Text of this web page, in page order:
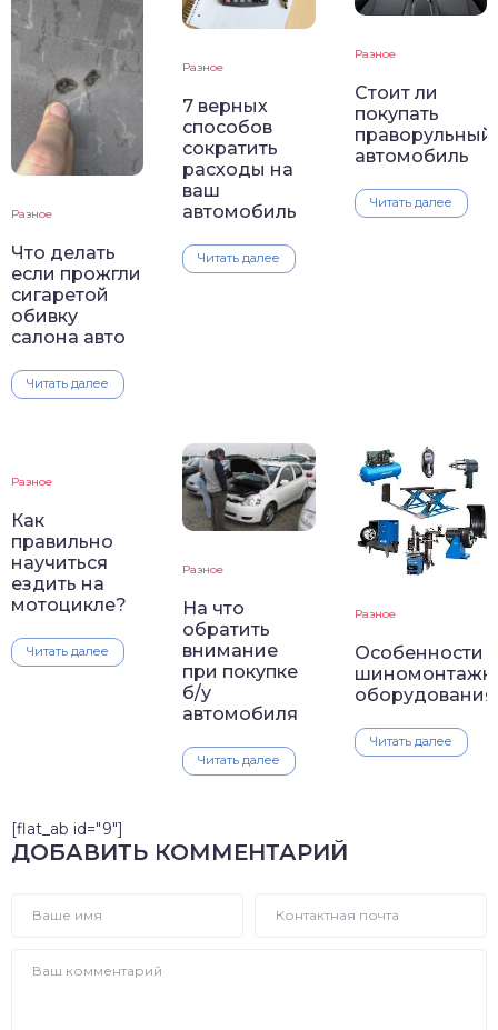
Разное
Что делать
если прожгли
сигаретой
обивку
салона авто
Читать далее
Разное
7 верных
способов
сократить
расходы на
ваш
автомобиль
Читать далее
Разное
Стоит ли
покупать
праворульный
автомобиль
Читать далее
Разное
Как
правильно
научиться
ездить на
мотоцикле?
Читать далее
Разное
На что
обратить
внимание
при покупке
б/у
автомобиля
Читать далее
Разное
Особенности
оборудования
Читать далее
[flat_ab id="9"]
ДОБАВИТЬ КОММЕНТАРИЙ